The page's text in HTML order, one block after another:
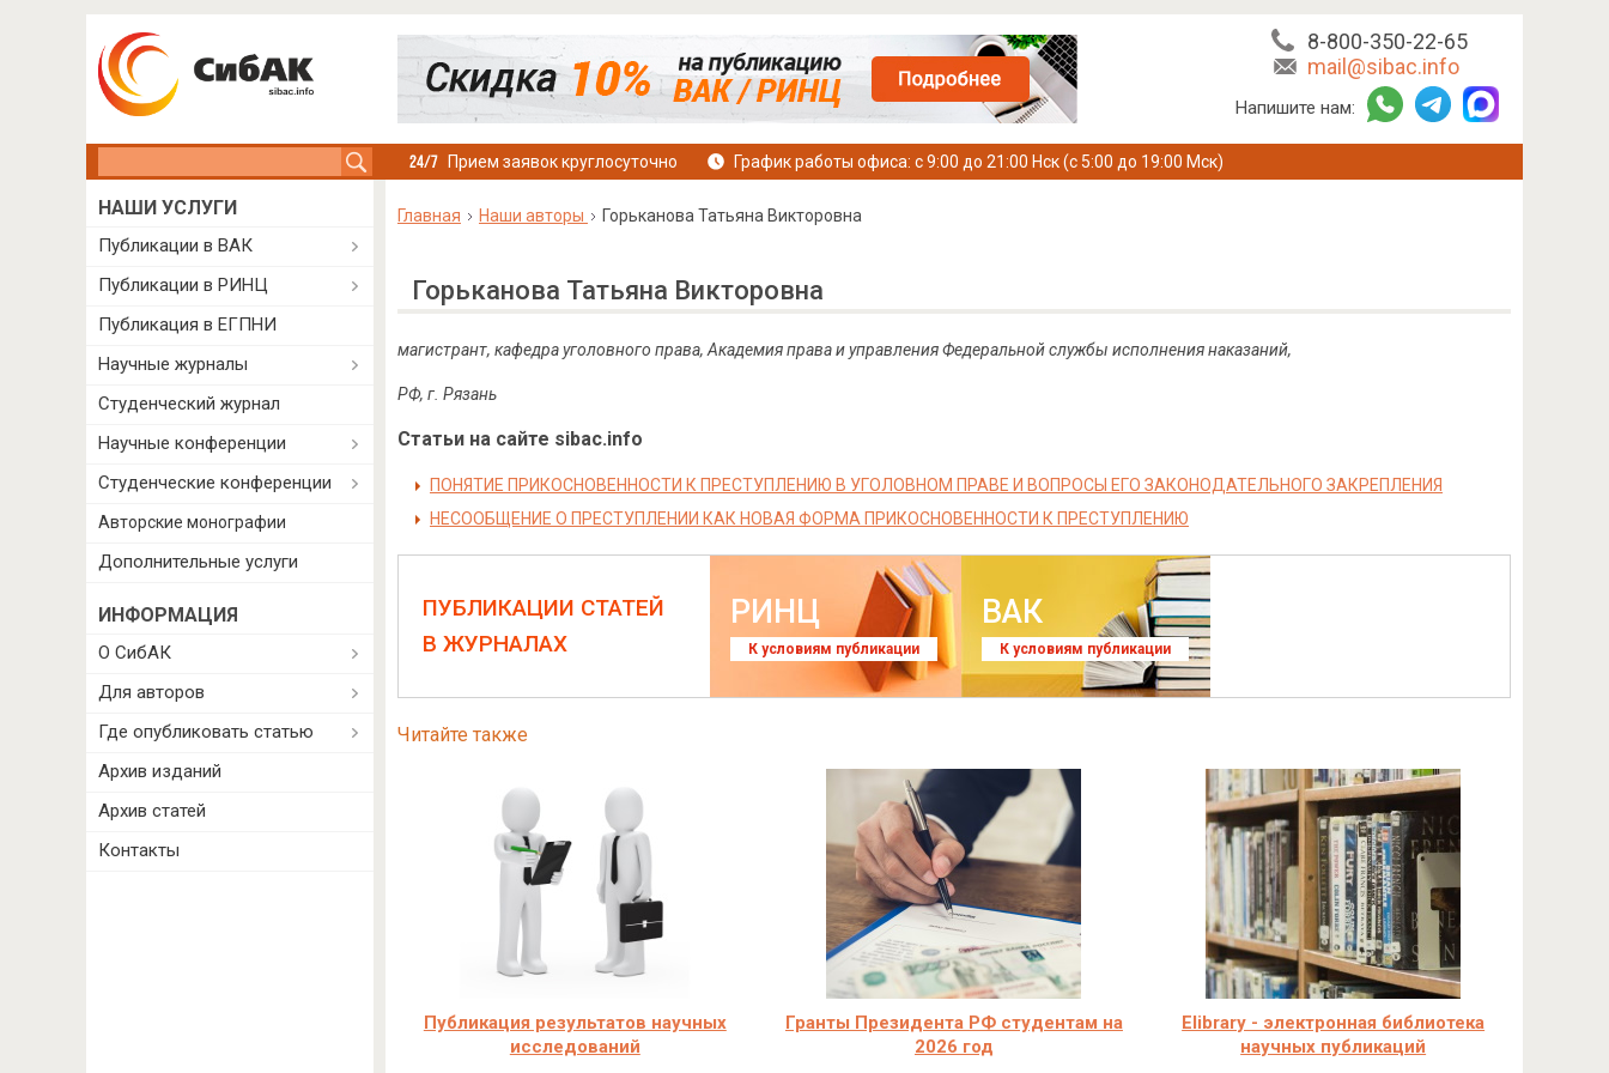
8-800-350-22-65
mail@sibac.info
Напишите нам:
Прием заявок круглосуточно График работы офиса: с 9:00 до 21:00 Нск (с 5:00 до 19:00 Мск)
Главная Наши авторы Горьканова Татьяна Викторовна
Горьканова Татьяна Викторовна
магистрант, кафедра уголовного права, Академия права и управления Федеральной службы исполнения наказаний,
РФ, г. Рязань
Статьи на сайте sibac.info
ПОНЯТИЕ ПРИКОСНОВЕННОСТИ К ПРЕСТУПЛЕНИЮ В УГОЛОВНОМ ПРАВЕ И ВОПРОСЫ ЕГО ЗАКОНОДАТЕЛЬНОГО ЗАКРЕПЛЕНИЯ
НЕСООБЩЕНИЕ О ПРЕСТУПЛЕНИИ КАК НОВАЯ ФОРМА ПРИКОСНОВЕННОСТИ К ПРЕСТУПЛЕНИЮ
ПУБЛИКАЦИИ СТАТЕЙ
В ЖУРНАЛАХ
РИНЦ
К условиям публикации
ВАК
К условиям публикации
Читайте также
Публикация результатов научных
исследований
Гранты Президента РФ студентам на
2026 год
Elibrary - электронная библиотека
научных публикаций
НАШИ УСЛУГИ
Публикации в ВАК
Публикации в РИНЦ
Публикация в ЕГПНИ
Научные журналы
Студенческий журнал
Научные конференции
Студенческие конференции
Авторские монографии
Дополнительные услуги
ИНФОРМАЦИЯ
О СибАК
Для авторов
Где опубликовать статью
Архив изданий
Архив статей
Контакты